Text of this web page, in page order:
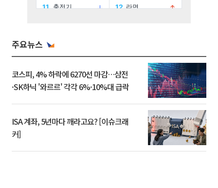
주요뉴스
코스피, 4% 하락에 6270선 마감…삼전
·SK하닉 '와르르' 각각 6%·10%대 급락
ISA 계좌, 5년마다 깨라고요? [이슈크래
커]